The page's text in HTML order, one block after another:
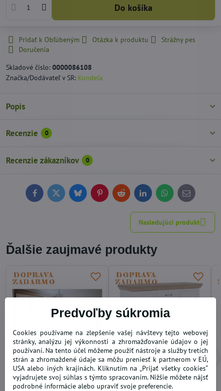
Do košíka
Pridať k Obľúbeným Otázka k produktu
Strážny pes
Doručenia
Skladové číslo: 0000086108
Značka/Dodávateľ v SR: Kondela
Popis
Recenzie 0
Recenzie zákazníkov 0
FacebookTwitterBlueskyPinterestReddit LinkedInWhatsApp
E-
mail
Nasledujúci produkt
Ďalšie zaujmavé produkty
Spálňová zostava
nábytku, sosna biela
nordická, ROYAL
Komoda dvojdverová s 5
zásuvkami, sosna
nordická/dub divoký,
Predvoľby súkromia
Cookies používame na zlepšenie vašej návštevy tejto webovej
stránky, analýzu jej výkonnosti a zhromažďovanie údajov o jej
používaní. Na tento účel môžeme použiť nástroje a služby tretích
strán a zhromaždené údaje sa môžu preniesť k partnerom v EÚ,
USA alebo iných krajinách. Kliknutím na „Prijať všetky cookies“
vyjadrujete svoj súhlas s týmto spracovaním. Nižšie môžete nájsť
podrobné informácie alebo upraviť svoje preferencie.